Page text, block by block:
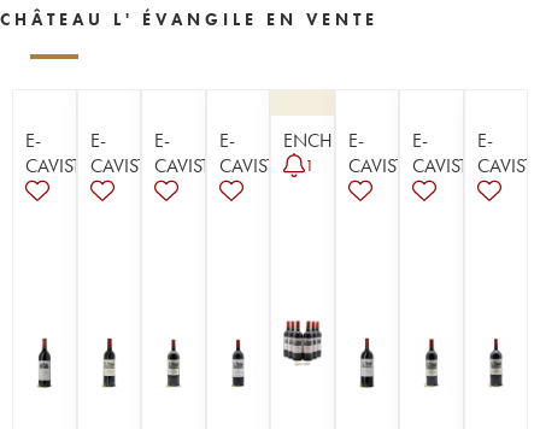
CHÂTEAU L' ÉVANGILE EN VENTE
E-
CAVISTE
E-
CAVISTE
E-
CAVISTE
E-
CAVISTE
ENCHÈRE
1
E-
CAVISTE
E-
CAVISTE
E-